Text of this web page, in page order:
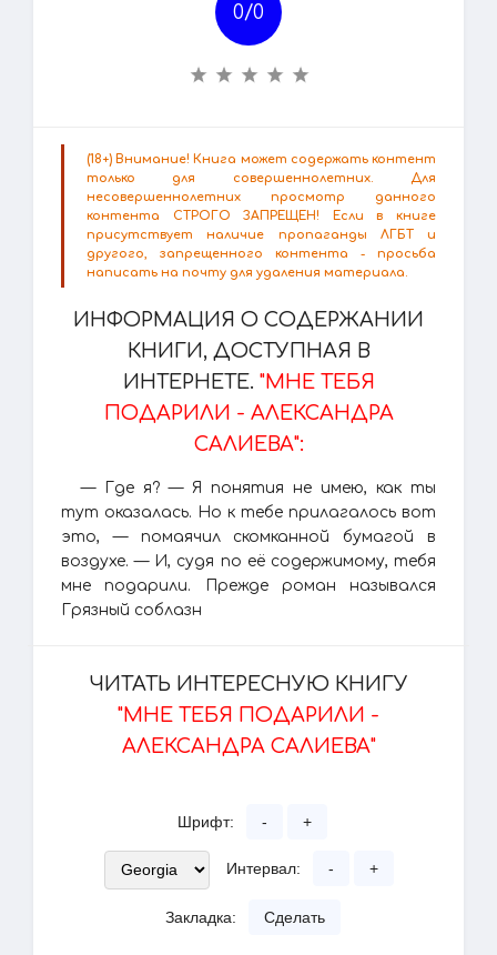
0/0
(18+) Внимание! Книга может содержать контент
только для совершеннолетних. Для
несовершеннолетних просмотр данного
контента СТРОГО ЗАПРЕЩЕН! Если в книге
присутствует наличие пропаганды ЛГБТ и
другого, запрещенного контента - просьба
написать на почту для удаления материала.
ИНФОРМАЦИЯ О СОДЕРЖАНИИ
КНИГИ, ДОСТУПНАЯ В
ИНТЕРНЕТЕ. "МНЕ ТЕБЯ
ПОДАРИЛИ - АЛЕКСАНДРА
САЛИЕВА":
— Где я? — Я понятия не имею, как ты
тут оказалась. Но к тебе прилагалось вот
это, — помаячил скомканной бумагой в
воздухе. — И, судя по её содержимому, тебя
мне подарили. Прежде роман назывался
Грязный соблазн
ЧИТАТЬ ИНТЕРЕСНУЮ КНИГУ
"МНЕ ТЕБЯ ПОДАРИЛИ -
АЛЕКСАНДРА САЛИЕВА"
Шрифт: - +
Интервал: - +
Закладка: Сделать